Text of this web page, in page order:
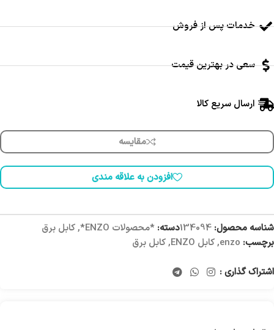
خدمات پس از فروش
سعی در بهترین قیمت
ارسال سریع کالا
مقایسه
افزودن به علاقه مندی
شناسه محصول: 134094دسته: *محصولات ENZO* ,کابل برق
برچسب: enzo
,کابل ENZO ,کابل برق
اشتراک گذاری :